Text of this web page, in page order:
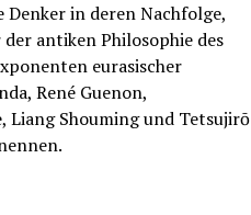
Denker in deren Nachfolge,
antiken Philosophie des
eurasischer
René Guenon,
Liang Shouming und Tetsujirō